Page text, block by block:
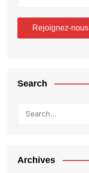
Search
Archives